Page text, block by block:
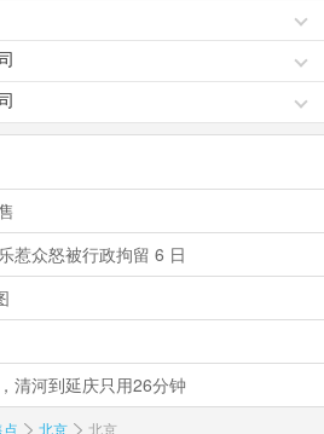
惹众怒被行政拘留 6 日
清河到延庆只用26分钟
点 北京 北京